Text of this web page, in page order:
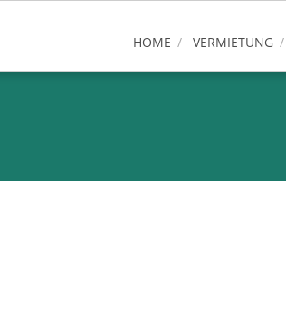
HOME VERMIETUNG